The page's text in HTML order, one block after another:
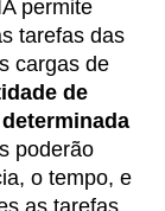
permite
tarefas das
cargas de
de
poderão
o tempo, e